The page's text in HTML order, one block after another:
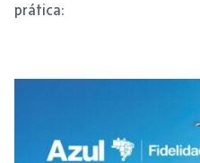
prática: